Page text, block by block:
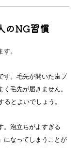
のNG習慣
。
す。毛先が開いた歯ブ
毛先が届きません。
とよいでしょう。
。泡立ちがよすぎる
になってしまうことが